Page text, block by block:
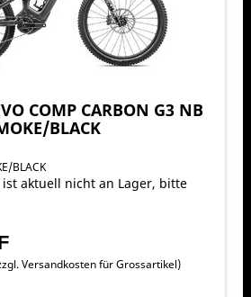
COMP CARBON G3 NB
BLACK
BLACK
aktuell nicht an Lager, bitte
Versandkosten für Grossartikel)